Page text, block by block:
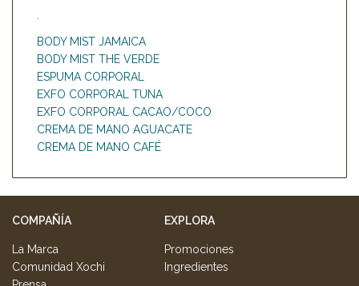
BODY MIST JAMAICA
BODY MIST THE VERDE
ESPUMA CORPORAL
EXFO CORPORAL TUNA
EXFO CORPORAL CACAO/COCO
CREMA DE MANO AGUACATE
CREMA DE MANO CAFÉ
COMPAÑÍA
La Marca
Comunidad Xochi
EXPLORA
Promociones
Ingredientes